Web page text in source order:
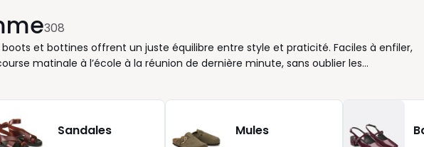
308
et bottines offrent un juste équilibre entre style et praticité. Faciles à enfiler,
matinale à l’école à la réunion de dernière minute, sans oublier les
? Elles structurent une silhouette sans effort, qu'on les porte avec un jean brut
à vos tenues. Côté couleur, les classiques noir et brun restent des valeurs
teinte plus vive pour réveiller un look un peu sage. Avec leur volume maîtrisé et
Sandales Mules